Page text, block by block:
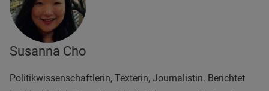
Susanna Cho
Politikwissenschaftlerin, Texterin, Journalistin. Berichtet